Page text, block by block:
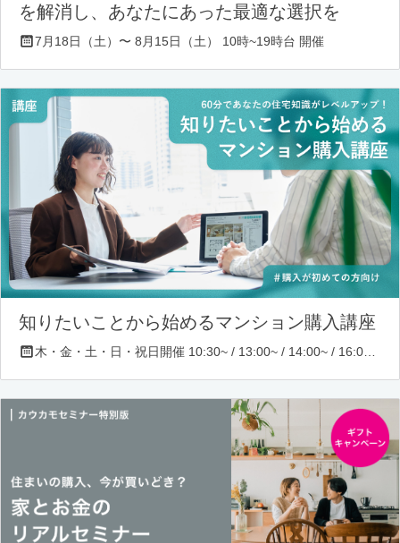
を解消し、あなたにあった最適な選択を
7月18日（土）〜 8月15日（土） 10時~19時台 開催
知りたいことから始めるマンション購入講座